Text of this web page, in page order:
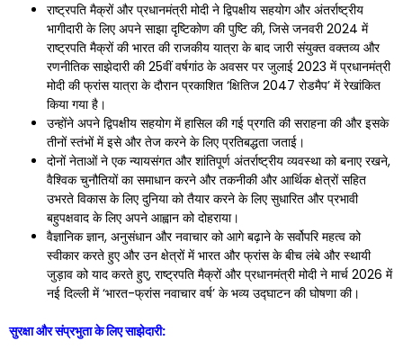
राष्ट्रपति मैक्रों और प्रधानमंत्री मोदी ने द्विपक्षीय सहयोग और अंतर्राष्ट्रीय
भागीदारी के लिए अपने साझा दृष्टिकोण की पुष्टि की, जिसे जनवरी 2024 में
राष्ट्रपति मैक्रों की भारत की राजकीय यात्रा के बाद जारी संयुक्त वक्तव्य और
रणनीतिक साझेदारी की 25वीं वर्षगांठ के अवसर पर जुलाई 2023 में प्रधानमंत्री
मोदी की फ्रांस यात्रा के दौरान प्रकाशित ‘क्षितिज 2047 रोडमैप’ में रेखांकित
किया गया है।
उन्होंने अपने द्विपक्षीय सहयोग में हासिल की गई प्रगति की सराहना की और इसके
तीनों स्तंभों में इसे और तेज करने के लिए प्रतिबद्धता जताई।
दोनों नेताओं ने एक न्यायसंगत और शांतिपूर्ण अंतर्राष्ट्रीय व्यवस्था को बनाए रखने,
वैश्विक चुनौतियों का समाधान करने और तकनीकी और आर्थिक क्षेत्रों सहित
उभरते विकास के लिए दुनिया को तैयार करने के लिए सुधारित और प्रभावी
बहुपक्षवाद के लिए अपने आह्वान को दोहराया।
वैज्ञानिक ज्ञान, अनुसंधान और नवाचार को आगे बढ़ाने के सर्वोपरि महत्व को
स्वीकार करते हुए और उन क्षेत्रों में भारत और फ्रांस के बीच लंबे और स्थायी
जुड़ाव को याद करते हुए, राष्ट्रपति मैक्रों और प्रधानमंत्री मोदी ने मार्च 2026 में
नई दिल्ली में ‘भारत-फ्रांस नवाचार वर्ष’ के भव्य उद्घाटन की घोषणा की।
सुरक्षा और संप्रभुता के लिए साझेदारी: